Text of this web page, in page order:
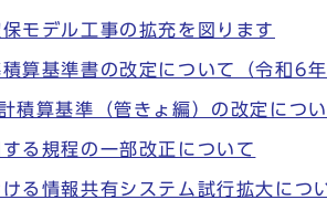
モデル工事の拡充を図ります
算基準書の改定について（令和6年
積算基準（管きょ編）の改定につ
る規程の一部改正について
る情報共有システム試行拡大につ